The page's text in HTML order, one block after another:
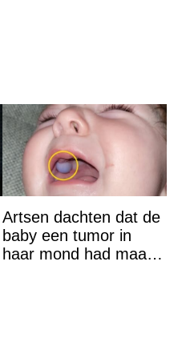
Artsen dachten dat de
baby een tumor in
haar mond had maar